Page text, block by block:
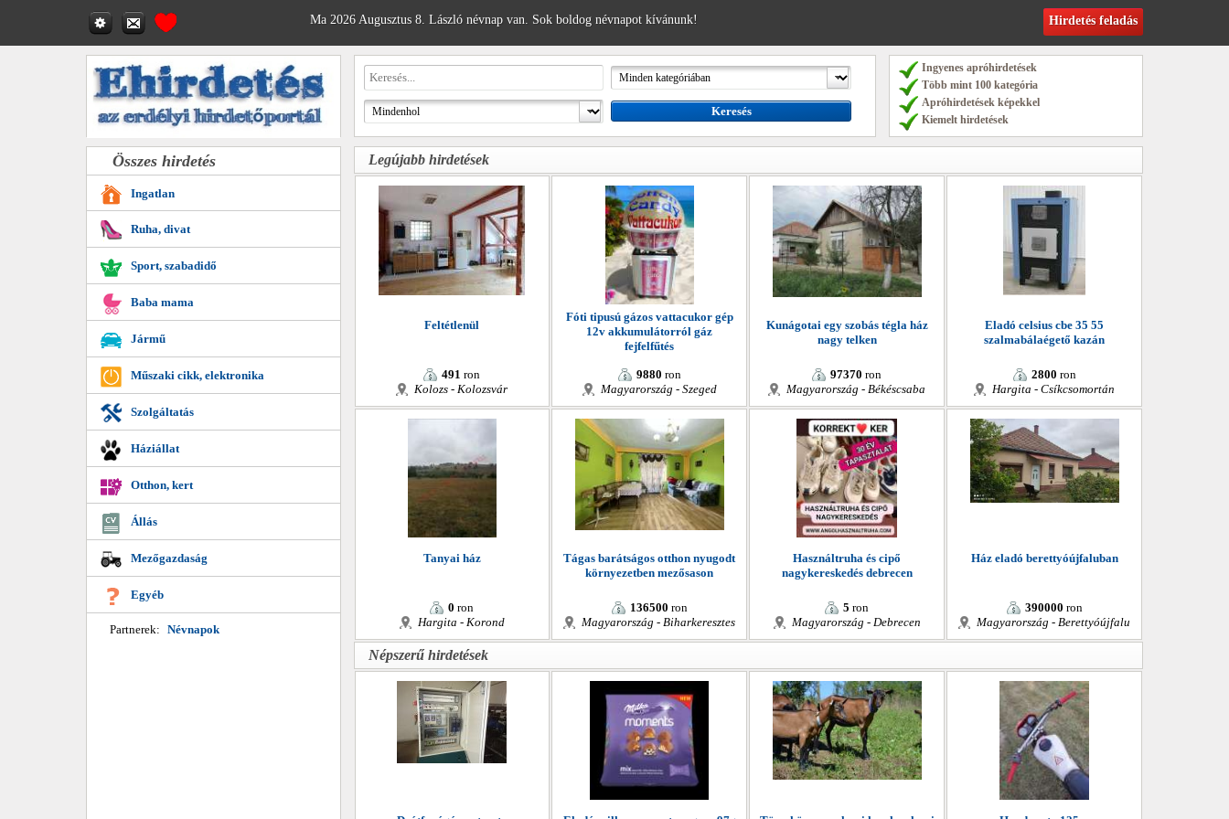
Ma 2026 Augusztus 8. László névnap van. Sok boldog névnapot kívánunk! Hirdetés feladás
Ingyenes apróhirdetések
Több mint 100 kategória
Apróhirdetések képekkel
Kiemelt hirdetések
Összes hirdetés
Ingatlan
Ruha, divat
Sport, szabadidő
Baba mama
Jármű
Műszaki cikk, elektronika
Szolgáltatás
Háziállat
Otthon, kert
Állás
Mezőgazdaság
Egyéb
Partnerek: Névnapok
Legújabb hirdetések
Feltétlenül
491 ron
Kolozs - Kolozsvár
Fóti tipusú gázos vattacukor gép
12v akkumulátorról gáz
fejfelfűtés
9880 ron
Magyarország - Szeged
Kunágotai egy szobás tégla ház
nagy telken
97370 ron
Magyarország - Békéscsaba
Eladó celsius cbe 35 55
szalmabálaégető kazán
2800 ron
Hargita - Csíkcsomortán
Tanyai ház
0 ron
Hargita - Korond
Tágas barátságos otthon nyugodt
környezetben mezősason
136500 ron
Magyarország - Biharkeresztes
Használtruha és cipő
nagykereskedés debrecen
5 ron
Magyarország - Debrecen
Ház eladó berettyóújfaluban
390000 ron
Magyarország - Berettyóújfalu
Népszerű hirdetések